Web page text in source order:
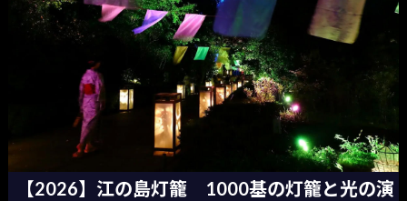
【2026】江の島灯籠 1000基の灯籠と光の演